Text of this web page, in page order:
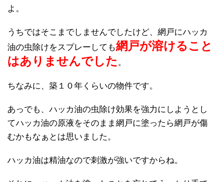
よ。
うちではそこまでしませんでしたけど、網戸にハッカ
油の虫除けをスプレーしても網戸が溶けること
はありませんでした 。
ちなみに、築１０年くらいの物件です。
あっでも、ハッカ油の虫除け効果を強力にしようとし
てハッカ油の原液をそのまま網戸に塗ったら網戸が傷
むかもなぁとは思いました。
ハッカ油は精油なので刺激が強いですからね。